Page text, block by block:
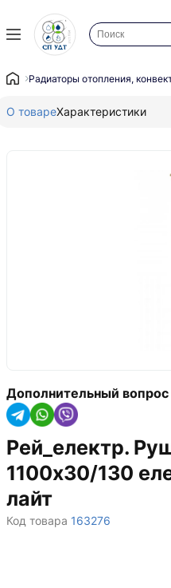
Радиаторы отопления,
О товареХарактеристики
Дополнительный вопрос
Рей_електр.
1100х30/130
лайт
Код товара 163276